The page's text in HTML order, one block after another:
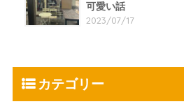
可愛い話
2023/07/17
カテゴリー